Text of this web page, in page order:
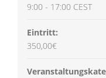
9:00 - 17:00 CEST
Eintritt:
350,00€